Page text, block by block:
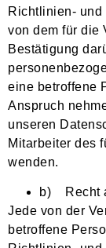
Richtlinien- und
von dem für die
Bestätigung
eine betroffene
Anspruch
unseren
Mitarbeiter des
wenden.
b) Recht
Jede von der
betroffene